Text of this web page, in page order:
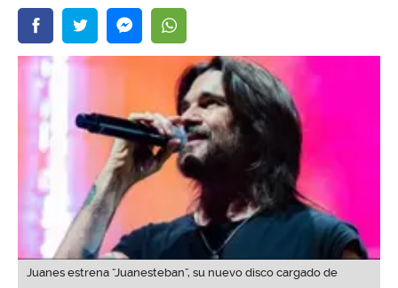
Juanes estrena “Juanesteban”, su nuevo disco cargado de